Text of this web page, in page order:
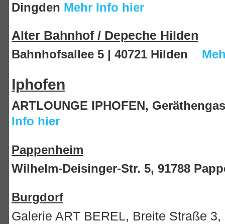
Dingden Mehr Info hier
Alter Bahnhof / Depeche Hilden
Bahnhofsallee 5 | 40721 Hilden
Iphofen
ARTLOUNGE IPHOFEN,
Info hier
Pappenheim
Wilhelm-Deisinger-Str. 5, 91788
Burgdorf
Galerie ART BEREL, Breite Straße 3,